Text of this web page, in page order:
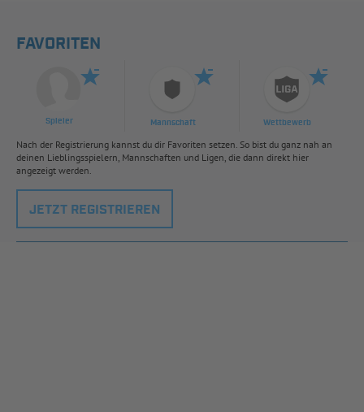
FAVORITEN
Spieler Mannschaft Wettbewerb
Nach der Registrierung kannst du dir Favoriten setzen. So bist du ganz nah an
deinen Lieblingsspielern, Mannschaften und Ligen, die dann direkt hier
angezeigt werden.
JETZT REGISTRIEREN